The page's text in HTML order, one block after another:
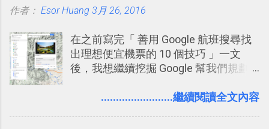
Google Drive 變身 Trello ！幫雲端硬碟
著 Trello ，卻還沒有在電腦玩物上寫過
一篇完整的介紹！雖然錯過了幾年前第
一時間推薦 Trello 的時機，但在這段時
澱自己的使用方法，歸納出「 為什麼值
作者： Esor Huang 3月 26, 2016
在之前寫完「 善用 Google 航班搜尋找
出理想便宜機票的 10 個技巧 」一文
後，我想繼續挖掘 Google 幫我們規劃
入的來聊聊 Google 的「我的地圖」服
........................繼續閱讀全文內容